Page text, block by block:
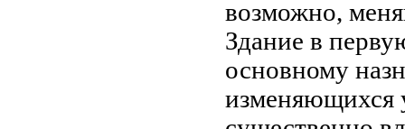
возможно,
Здание в
основному
изменяющихся